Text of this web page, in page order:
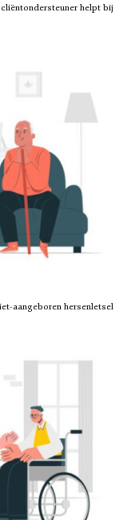
helpt bij
aangeboren hersenletsel